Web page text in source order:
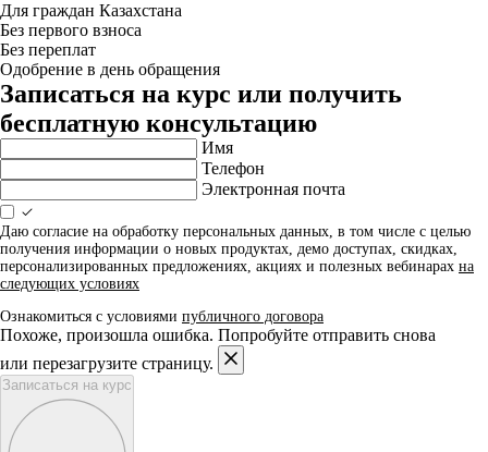
Для граждан Казахстана
Без первого взноса
Без переплат
Одобрение в день обращения
Записаться на курс или получить
бесплатную консультацию
Имя
Телефон
Электронная почта
Даю согласие на обработку персональных данных, в том числе с целью
получения информации о новых продуктах, демо доступах, скидках,
персонализированных предложениях, акциях и полезных вебинарах на
следующих условиях
Ознакомиться с условиями публичного договора
Похоже, произошла ошибка. Попробуйте отправить снова
или перезагрузите страницу.
Записаться на курс